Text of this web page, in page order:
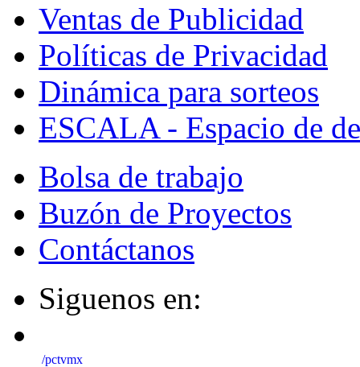
Ventas de Publicidad
Políticas de Privacidad
Dinámica para sorteos
ESCALA - Espacio de
Bolsa de trabajo
Buzón de Proyectos
Contáctanos
Siguenos en:
/pctvmx